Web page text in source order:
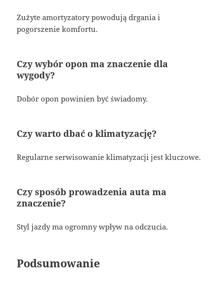
Zużyte amortyzatory powodują drgania i
pogorszenie komfortu.
Czy wybór opon ma znaczenie dla
wygody?
Dobór opon powinien być świadomy.
Czy warto dbać o klimatyzację?
Regularne serwisowanie klimatyzacji jest kluczowe.
Czy sposób prowadzenia auta ma
znaczenie?
Styl jazdy ma ogromny wpływ na odczucia.
Podsumowanie